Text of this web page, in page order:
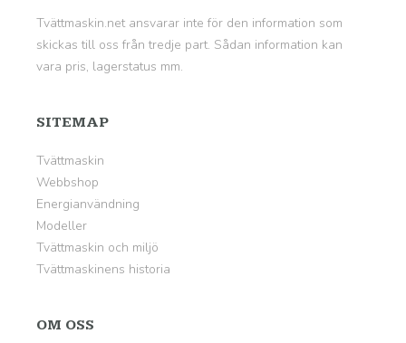
Tvättmaskin.net ansvarar inte för den information som
skickas till oss från tredje part. Sådan information kan
vara pris, lagerstatus mm.
SITEMAP
Tvättmaskin
Webbshop
Energianvändning
Modeller
Tvättmaskin och miljö
Tvättmaskinens historia
OM OSS